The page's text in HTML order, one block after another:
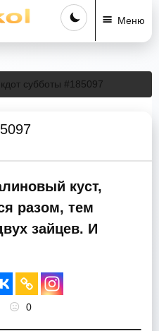
Меню
субботы #185097
куст,
разом, тем
зайцев. И
0